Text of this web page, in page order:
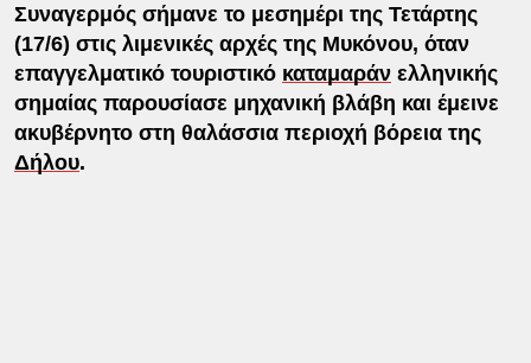
Συναγερμός σήμανε το μεσημέρι της Τετάρτης
(17/6) στις λιμενικές αρχές της Μυκόνου, όταν
επαγγελματικό τουριστικό καταμαράνελληνικής
σημαίας παρουσίασε μηχανική βλάβη και έμεινε
ακυβέρνητο στη θαλάσσια περιοχή βόρεια της
Δήλου.